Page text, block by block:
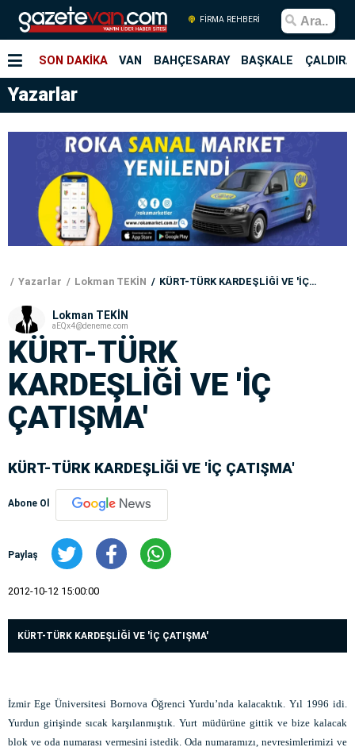
FİRMA REHBERİ
SON DAKİKA VAN BAHÇESARAY BAŞKALE
Yazarlar
Yazarlar Lokman TEKİN KÜRT-TÜRK KARDEŞLİĞİ VE 'İÇ ÇATIŞMA'
Lokman TEKİN
aEQx4@deneme.com
KÜRT-TÜRK
KARDEŞLİĞİ VE 'İÇ
ÇATIŞMA'
KÜRT-TÜRK KARDEŞLİĞİ VE 'İÇ ÇATIŞMA'
Abone Ol
Paylaş
2012-10-12 15:00:00
KÜRT-TÜRK KARDEŞLİĞİ VE 'İÇ ÇATIŞMA'
İzmir Ege Üniversitesi Bornova Öğrenci Yurdu’nda kalacaktık. Yıl 1996 idi.
Yurdun girişinde sıcak karşılanmıştık. Yurt müdürüne gittik ve bize kalacak
blok ve oda numarası vermesini istedik. Oda numaramızı, nevresimlerimizi ve